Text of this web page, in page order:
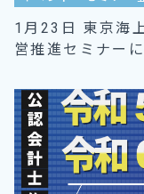
1月23日 東京海
営推進セミナー